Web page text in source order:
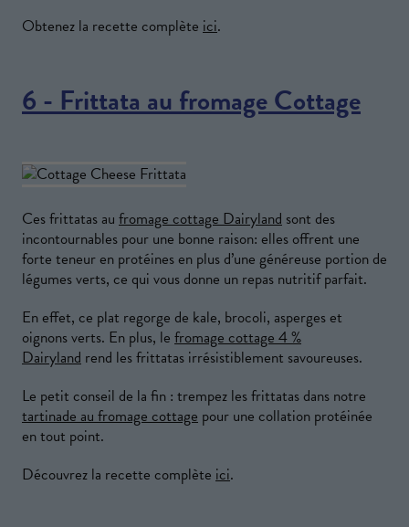
Obtenez la recette complète ici.
6 - Frittata au fromage Cottage
Ces frittatas au fromage cottage Dairyland sont des
incontournables pour une bonne raison: elles offrent une
forte teneur en protéines en plus d’une généreuse portion de
légumes verts, ce qui vous donne un repas nutritif parfait.
En effet, ce plat regorge de kale, brocoli, asperges et
oignons verts. En plus, le fromage cottage 4 %
Dairyland rend les frittatas irrésistiblement savoureuses.
Le petit conseil de la fin : trempez les frittatas dans notre
tartinade au fromage cottage pour une collation protéinée
en tout point.
Découvrez la recette complète ici.